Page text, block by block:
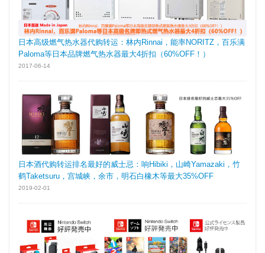
日本高级燃气热水器代购转运：林内Rinnai，能率NORITZ，百乐满
Paloma等日本品牌燃气热水器最大4折扣（60%OFF！）
2017-06-14
日本酒代购转运排名最好的威士忌：响Hibiki，山崎Yamazaki，竹
鹤Taketsuru，宫城峡，余市，明石白橡木等最大35%OFF
2019-02-01